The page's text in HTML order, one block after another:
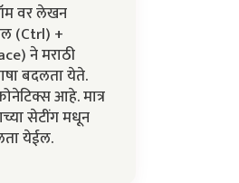
वर लेखन
(Ctrl) +
ने मराठी
बदलता येते.
आहे. मात्र
सेटींग मधून
येईल.